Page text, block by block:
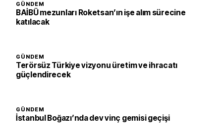
GÜNDEM
BAİBÜ mezunları Roketsan’ın işe alım sürecine
katılacak
GÜNDEM
Terörsüz Türkiye vizyonu üretim ve ihracatı
güçlendirecek
GÜNDEM
İstanbul Boğazı’nda dev vinç gemisi geçişi